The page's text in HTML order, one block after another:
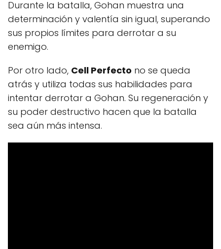
Durante la batalla, Gohan muestra una
determinación y valentía sin igual, superando
sus propios límites para derrotar a su
enemigo.
Por otro lado, Cell Perfecto no se queda
atrás y utiliza todas sus habilidades para
intentar derrotar a Gohan. Su regeneración y
su poder destructivo hacen que la batalla
sea aún más intensa.